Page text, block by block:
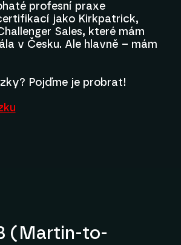
profesní praxe
jako Kirkpatrick,
Sales, které mám
v Česku. Ale hlavně – mám
Pojďme je probrat!
(Martin-to-